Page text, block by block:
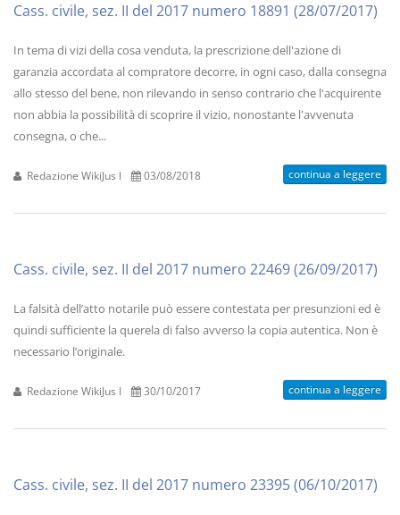
Cass. civile, sez. II del 2017 numero 18891 (28/07/2017)
In tema di vizi della cosa venduta, la prescrizione dell'azione di
garanzia accordata al compratore decorre, in ogni caso, dalla consegna
allo stesso del bene, non rilevando in senso contrario che l'acquirente
non abbia la possibilità di scoprire il vizio, nonostante l'avvenuta
consegna, o che...
Redazione WikiJus I 03/08/2018 continua a leggere
Cass. civile, sez. II del 2017 numero 22469 (26/09/2017)
La falsità dell’atto notarile può essere contestata per presunzioni ed è
quindi sufficiente la querela di falso avverso la copia autentica. Non è
necessario l’originale.
Redazione WikiJus I 30/10/2017 continua a leggere
Cass. civile, sez. II del 2017 numero 23395 (06/10/2017)